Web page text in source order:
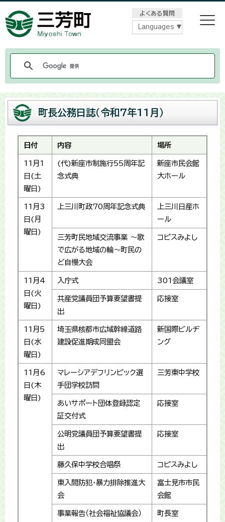
よくある質問
Languages
町長公務日誌（令和7年11月）
日付 内容 場所
11月1
日(土
曜日)
(代)新座市制施行55周年記
念式典
新座市民会館
大ホール
11月3
日(月
曜日)
上三川町政70周年記念式典
上三川日産ホ
ール
三芳町民地域交流事業 ～歌
で広がる地域の輪～町民の
ど自慢大会
コピスみよし
11月4
日(火
曜日)
入庁式 301会議室
共産党議員団予算要望書提
出
応接室
11月5
日(水
曜日)
埼玉県核都市広域幹線道路
建設促進期成同盟会
新国際ビルヂ
ング
11月6
日(木
曜日)
マレーシアデフリンピック選
手団学校訪問
三芳東中学校
あいサポート団体登録認定
証交付式
応接室
公明党議員団予算要望書提
出
応接室
藤久保中学校合唱祭 コピスみよし
東入間防犯・暴力排除推進大
会
富士見市市民
会館
事業報告（社会福祉協議会） 町長室